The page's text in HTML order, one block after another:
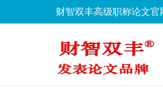
财智双丰高级职称论文